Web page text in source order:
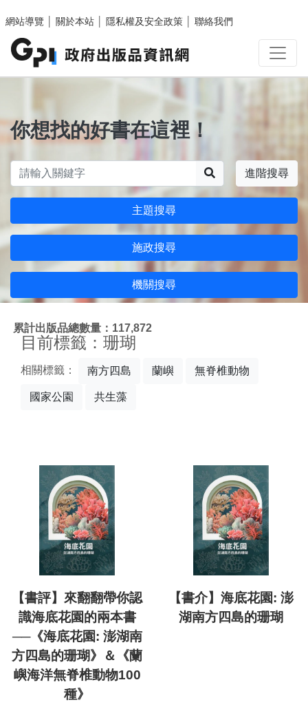
網站導覽
關於本站 隱私權及安全政策 聯絡我們
你想找的好書在這裡！
進階搜尋
主題搜尋
施政搜尋
機關搜尋
累計出版品總數量：117,872
目前標籤：珊瑚
相關標籤： 南方四島 蘭嶼 無脊椎動物
國家公園 共生藻
【書評】來翻翻帶你認
識海底花園的兩本書
──《海底花園: 澎湖南
方四島的珊瑚》＆《蘭
嶼海洋無脊椎動物100
種》
【書介】海底花園: 澎
湖南方四島的珊瑚